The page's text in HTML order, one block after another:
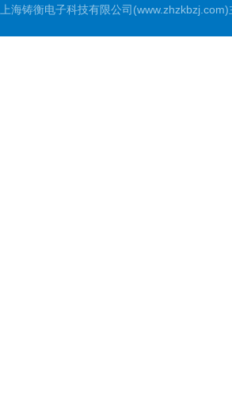
上海铸衡电子科技有限公司(www.zhzkbzj.com)